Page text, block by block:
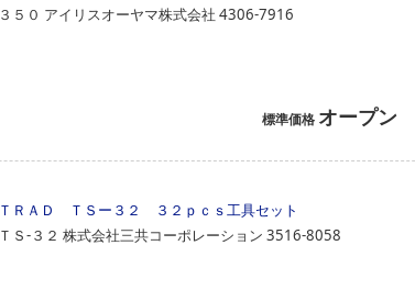
３５０ アイリスオーヤマ株式会社 4306-7916
標準価格 オープン
ＴＲＡＤ ＴＳー３２ ３２ｐｃｓ工具セット
ＴＳ‐３２ 株式会社三共コーポレーション 3516-8058